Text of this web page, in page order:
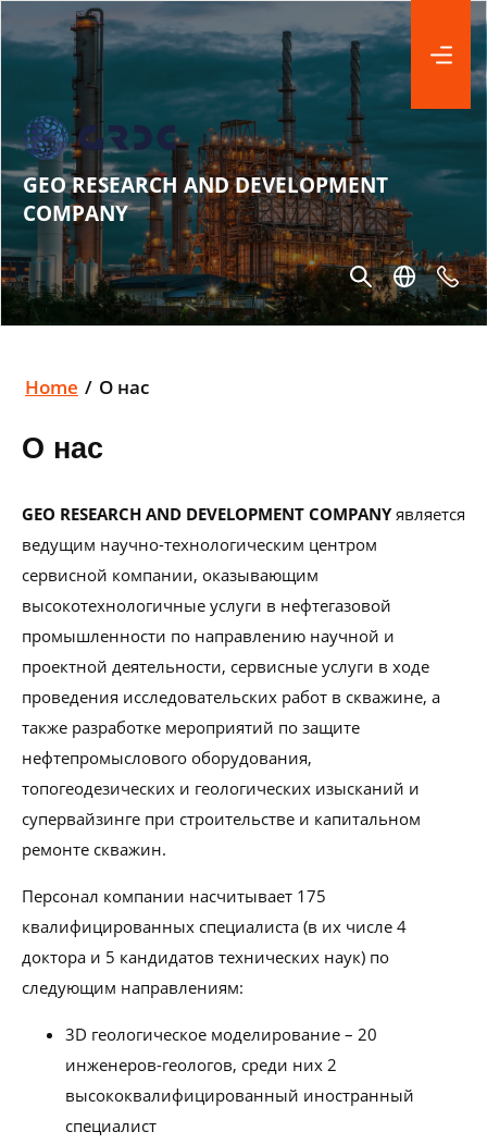
GEO RESEARCH AND DEVELOPMENT
COMPANY
Home / О нас
О нас
GEO RESEARCH AND DEVELOPMENT COMPANYявляется
ведущим научно-технологическим центром
сервисной компании, оказывающим
высокотехнологичные услуги в нефтегазовой
промышленности по направлению научной и
проектной деятельности, сервисные услуги в ходе
проведения исследовательских работ в скважине, а
также разработке мероприятий по защите
нефтепромыслового оборудования,
топогеодезических и геологических изысканий и
супервайзинге при строительстве и капитальном
ремонте скважин.
Персонал компании насчитывает 175
квалифицированных специалиста (в их числе 4
доктора и 5 кандидатов технических наук) по
следующим направлениям:
3D геологическое моделирование – 20
инженеров-геологов, среди них 2
высококвалифицированный иностранный
специалист